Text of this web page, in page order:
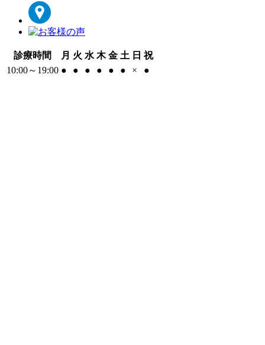
診療時間 月 火 水 木 金 土 日 祝
10:00～19:00 ● ● ● ● ● ● × ●